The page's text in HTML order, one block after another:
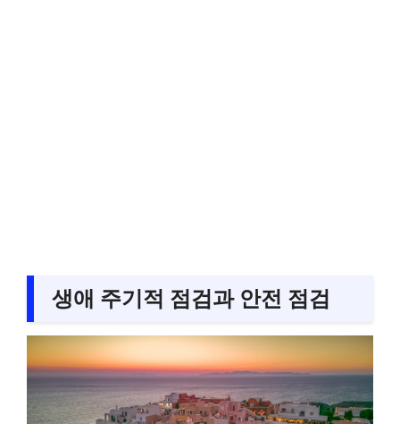
생애 주기적 점검과 안전 점검